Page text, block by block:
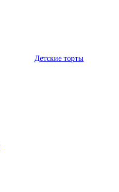
Детские торты